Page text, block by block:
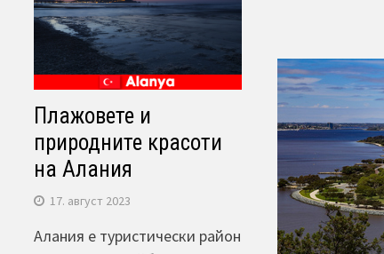
Плажовете и
природните красоти
на Алания
17. август 2023
Алания е туристически район